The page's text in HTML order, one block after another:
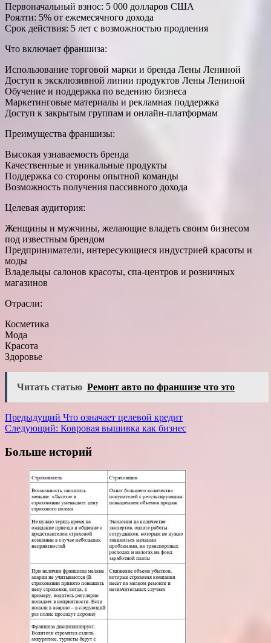
Первоначальный взнос: 5 000 долларов США
Роялти: 5% от ежемесячного дохода
Срок действия: 5 лет с возможностью продления
Что включает франшиза:
Использование торговой марки и бренда Лены Лениной
Доступ к эксклюзивной линии продуктов Лены Лениной
Обучение и поддержка по ведению бизнеса
Маркетинговые материалы и рекламная поддержка
Доступ к закрытым группам и онлайн-платформам
Преимущества франшизы:
Высокая узнаваемость бренда
Качественные и уникальные продукты
Поддержка со стороны опытной команды
Возможность получения пассивного дохода
Целевая аудитория:
Женщины и мужчины, желающие владеть своим бизнесом
под известным брендом
Предприниматели, интересующиеся индустрией красоты и
моды
Владельцы салонов красоты, спа-центров и розничных
магазинов
Отрасли:
Косметика
Мода
Красота
Здоровье
Читать статью Ремонт авто по франшизе что это
Навигация
записи
Предыдущий Что означает целевой кредит
Следующий: Ковровая вышивка как бизнес
Больше историй